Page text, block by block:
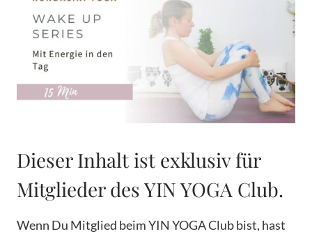
Dieser Inhalt ist exklusiv für
Mitglieder des YIN YOGA Club.
Wenn Du Mitglied beim YIN YOGA Club bist, hast